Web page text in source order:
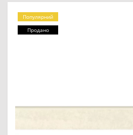
Популярний
Продано